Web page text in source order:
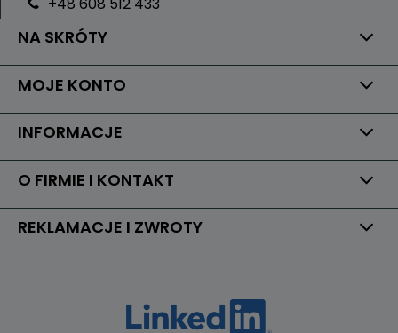
NA SKRÓTY
MOJE KONTO
INFORMACJE
O FIRMIE I KONTAKT
REKLAMACJE I ZWROTY